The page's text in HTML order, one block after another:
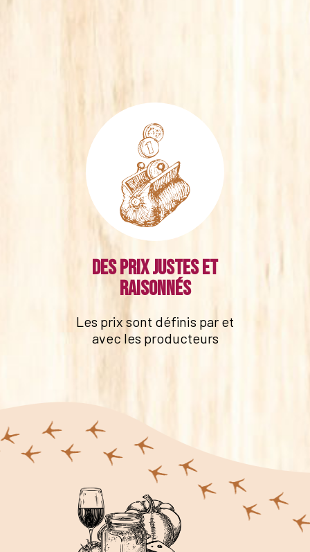
Des prix justes et
raisonnés
Les prix sont définis par et
avec les producteurs